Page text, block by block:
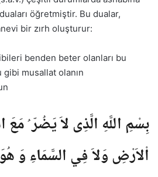
öğretmiştir. Bu dualar,
bir zırh oluşturur:
benden beter olanları bu
musallat olanın
بِسْمِ اللَّهِ الَّذِى لاَ يَضُرّ
اْلاَرْضِ وَلاَ فِي السَّمَاءِ وَ